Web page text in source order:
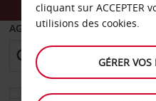
AGENCE DE DÉPART
Sélectionnez une autre
cliquant sur ACCEPTER
utilisions des cookies.
GÉRER VOS